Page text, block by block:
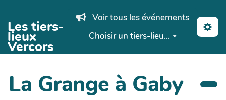
Aller au contenu principal
Les tiers-
lieux
Vercors
Voir tous les événements
Choisir un tiers-lieu...
La Grange à Gaby